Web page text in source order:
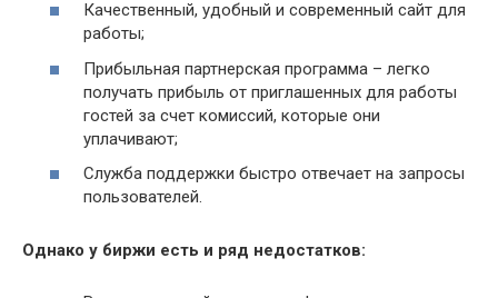
Качественный, удобный и современный сайт для
работы;
Прибыльная партнерская программа – легко
получать прибыль от приглашенных для работы
гостей за счет комиссий, которые они
уплачивают;
Служба поддержки быстро отвечает на запросы
пользователей.
Однако у биржи есть и ряд недостатков: